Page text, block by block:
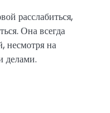
расслабиться,
Она всегда
несмотря на
делами.